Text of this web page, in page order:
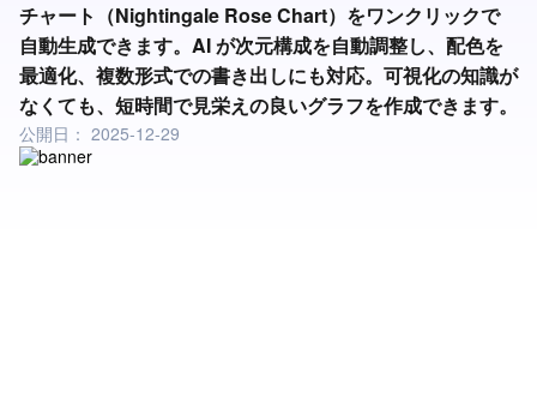
チャート（Nightingale Rose Chart）をワンクリックで
自動生成できます。AI が次元構成を自動調整し、配色を
最適化、複数形式での書き出しにも対応。可視化の知識が
なくても、短時間で見栄えの良いグラフを作成できます。
公開日： 2025-12-29